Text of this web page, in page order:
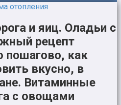
отопления
и яиц. Оладьи с
рецепт
пошагово, как
вкусно, в
Витаминные
с овощами